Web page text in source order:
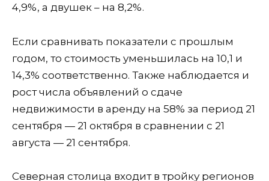
4,9%, а двушек – на 8,2%.
Если сравнивать показатели с прошлым
годом, то стоимость уменьшилась на 10,1 и
14,3% соответственно. Также наблюдается и
рост числа объявлений о сдаче
недвижимости в аренду на 58% за период 21
сентября — 21 октября в сравнении с 21
августа — 21 сентября.
Северная столица входит в тройку регионов